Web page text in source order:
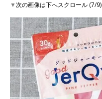
▼次の画像は下へスクロール (7/9)